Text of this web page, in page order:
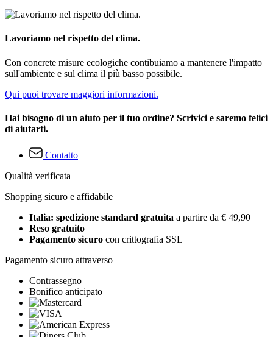
Lavoriamo nel rispetto del clima.
Con concrete misure ecologiche contibuiamo a mantenere l'impatto
sull'ambiente e sul clima il più basso possibile.
Qui puoi trovare maggiori informazioni.
Hai bisogno di un aiuto per il tuo ordine? Scrivici e saremo felici
di aiutarti.
Contatto
Qualità verificata
Shopping sicuro e affidabile
Italia: spedizione standard gratuita a partire da € 49,90
Reso gratuito
Pagamento sicuro con crittografia SSL
Pagamento sicuro attraverso
Contrassegno
Bonifico anticipato